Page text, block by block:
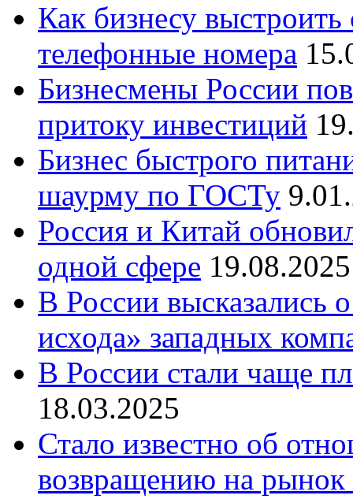
Как бизнесу
телефонные номера
Бизнесмены России
притоку инвестиций
Бизнес быстрого
шаурму по ГОСТу
Россия и Китай
одной сфере 19.08.2025
В России высказались
исхода» западных
В России стали чаще
18.03.2025
Стало известно об
возвращению на рынок